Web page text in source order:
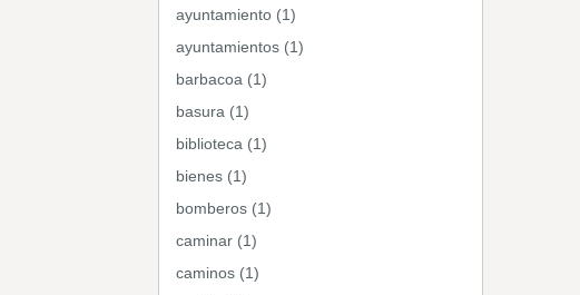
ayuntamiento (1)
ayuntamientos (1)
barbacoa (1)
basura (1)
biblioteca (1)
bienes (1)
bomberos (1)
caminar (1)
caminos (1)